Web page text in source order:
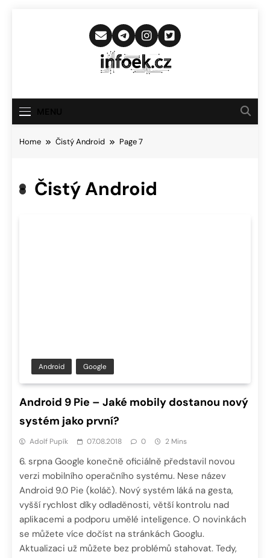
Infoek.cz
Novinkám
Home Čistý Android Page 7
Čistý Android
Android Google
Android 9 Pie – Jaké mobily dostanou nový
systém jako první?
Adolf Pupík 07.08.2018 0 2 Mins
6. srpna Google konečně oficiálně představil novou
verzi mobilního operačního systému. Nese název
Android 9.0 Pie (koláč). Nový systém láká na gesta,
vyšší rychlost díky odladěnosti, větší kontrolu nad
aplikacemi a podporu umělé inteligence. O novinkách
se můžete více dočíst na stránkách Googlu.
Aktualizaci už můžete bez problémů stahovat. Tedy,